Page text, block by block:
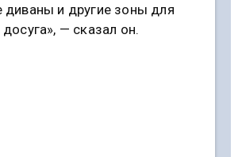
диваны и другие зоны для
— сказал он.